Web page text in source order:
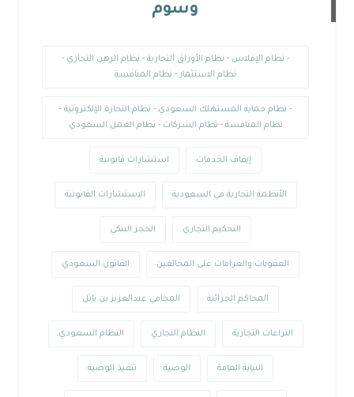
وسوم
- نظام الإفلاس - نظام الأوراق التجارية - نظام الرهن التجاري -
نظام الاستثمار - نظام المنافسة
- نظام حماية المستهلك السعودي - نظام التجارة الإلكترونية -
نظام المنافسة - نظام الشركات - نظام العمل السعودي
إيقاف الخدمات استشارات قانونية
الأنظمة التجارية في السعودية الاستشارات القانونية
التحكيم التجاري الحجز البنكي
العقوبات والغرامات على المخالفين القانون السعودي
المحاكم الجزائية المحامي عبدالعزيز بن باتل
النزاعات التجارية النظام التجاري النظام السعودي
النيابة العامة الوصية تنفيذ الوصية